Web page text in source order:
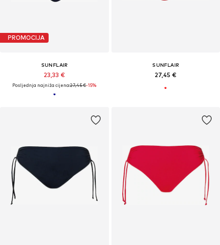
PROMOCIJA
SUNFLAIR
23,33 €
Posljednja najniža cijena:27,45 €-15%
SUNFLAIR
27,45 €